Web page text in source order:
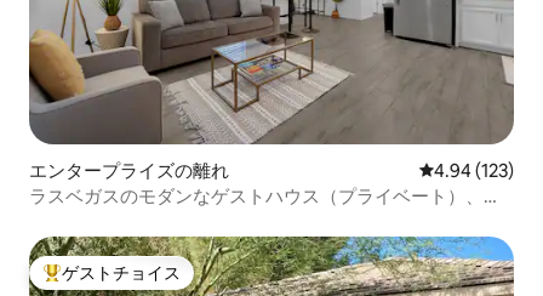
エンタープライズの離れ レビュー123
4.94 (123)
ラスベガスのモダンなゲストハウス（プライベート）、洗
大好評のゲストチョイスです。
ゲストチョイス